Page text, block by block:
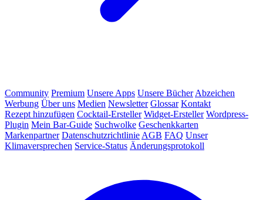
Community Premium Unsere Apps Unsere Bücher Abzeichen
Werbung Über uns Medien Newsletter Glossar Kontakt
Rezept hinzufügen Cocktail-Ersteller Widget-Ersteller Wordpress-
Plugin Mein Bar-Guide Suchwolke Geschenkkarten
Markenpartner Datenschutzrichtlinie AGB FAQ Unser
Klimaversprechen Service-Status Änderungsprotokoll